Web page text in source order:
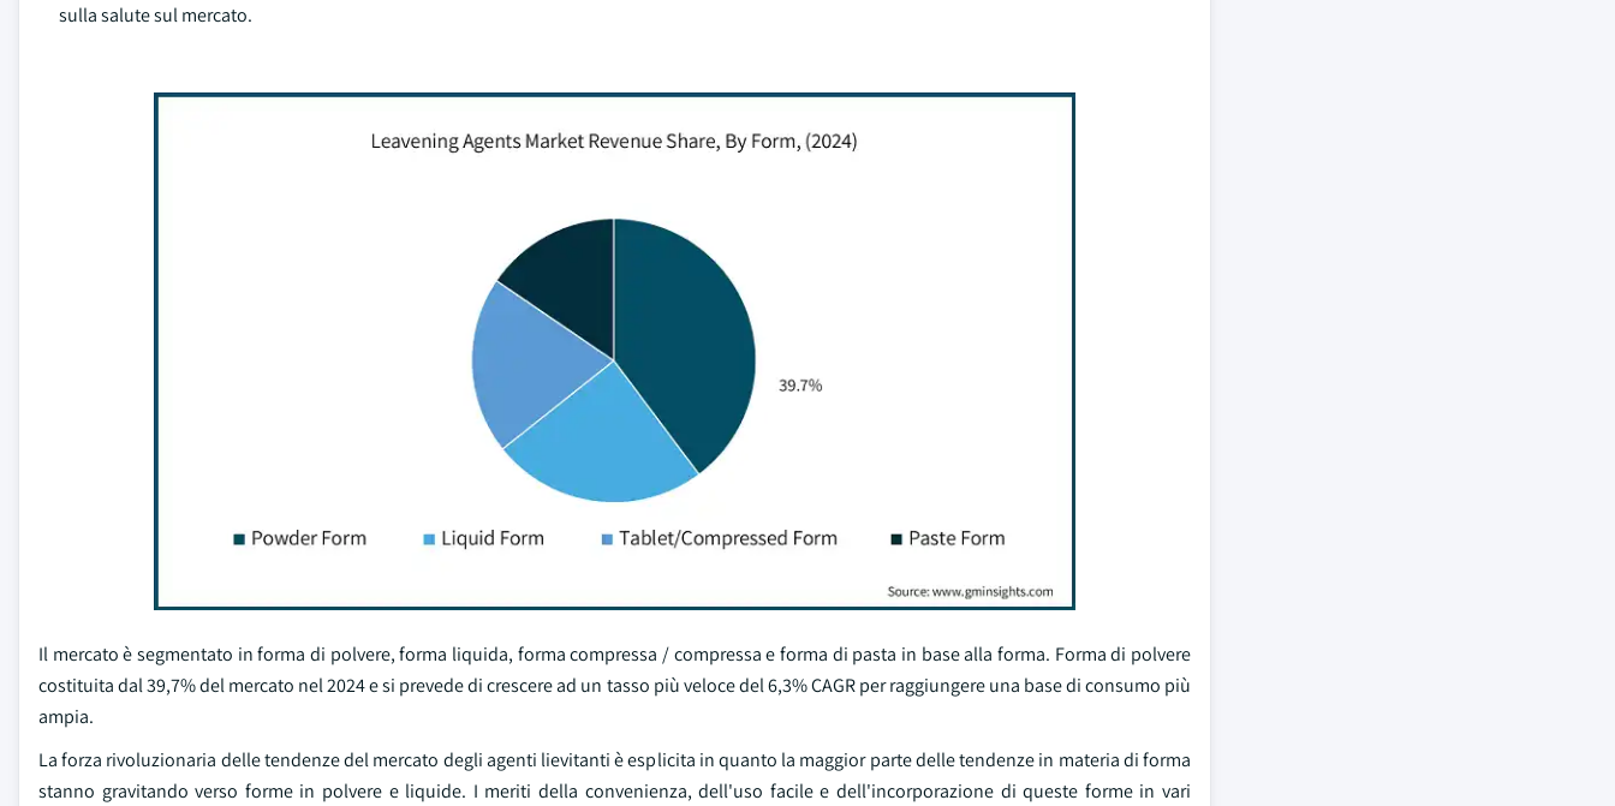
sulla salute sul mercato.
Il mercato è segmentato in forma di polvere, forma liquida, forma compressa / compressa e forma di pasta in base alla forma. Forma di polvere
costituita dal 39,7% del mercato nel 2024 e si prevede di crescere ad un tasso più veloce del 6,3% CAGR per raggiungere una base di consumo più
ampia.
La forza rivoluzionaria delle tendenze del mercato degli agenti lievitanti è esplicita in quanto la maggior parte delle tendenze in materia di forma
stanno gravitando verso forme in polvere e liquide. I meriti della convenienza, dell'uso facile e dell'incorporazione di queste forme in vari